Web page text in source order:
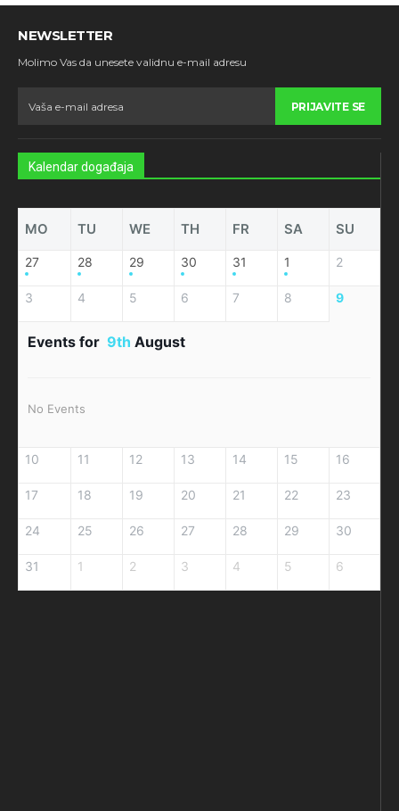
NEWSLETTER
Molimo Vas da unesete validnu e-mail adresu
PRIJAVITE SE
Kalendar događaja
MO TU WE TH FR SA SU
27 28 29 30 31 1 2
3 4 5 6 7 8 9
Events for 9th August
No Events
10 11 12 13 14 15 16
17 18 19 20 21 22 23
24 25 26 27 28 29 30
31 1 2 3 4 5 6